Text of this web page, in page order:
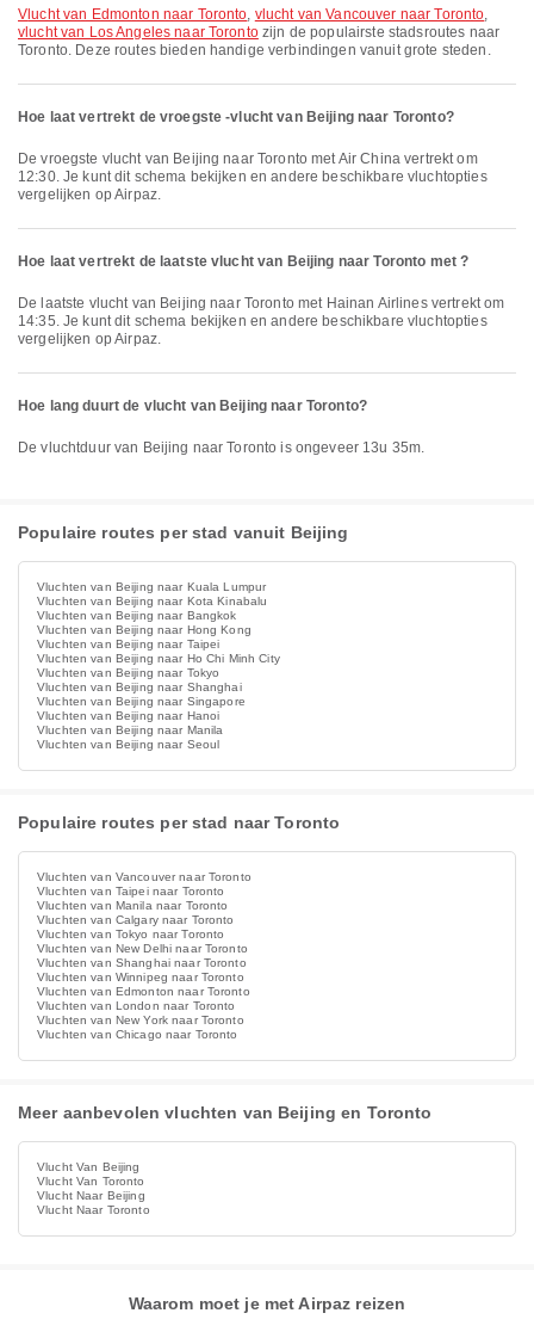
vlucht van Edmonton naar Toronto, vlucht van Vancouver naar Toronto,
vlucht van Los Angeles naar Torontozijn de populairste stadsroutes naar
Toronto. Deze routes bieden handige verbindingen vanuit grote steden.
Hoe laat vertrekt de vroegste -vlucht van Beijing naar Toronto?
De vroegste vlucht van Beijing naar Toronto met Air China vertrekt om
12:30. Je kunt dit schema bekijken en andere beschikbare vluchtopties
vergelijken op Airpaz.
Hoe laat vertrekt de laatste vlucht van Beijing naar Toronto met ?
De laatste vlucht van Beijing naar Toronto met Hainan Airlines vertrekt om
14:35. Je kunt dit schema bekijken en andere beschikbare vluchtopties
vergelijken op Airpaz.
Hoe lang duurt de vlucht van Beijing naar Toronto?
De vluchtduur van Beijing naar Toronto is ongeveer 13u 35m.
Populaire routes per stad vanuit Beijing
Vluchten van Beijing naar Kuala Lumpur
Vluchten van Beijing naar Kota Kinabalu
Vluchten van Beijing naar Bangkok
Vluchten van Beijing naar Hong Kong
Vluchten van Beijing naar Taipei
Vluchten van Beijing naar Ho Chi Minh City
Vluchten van Beijing naar Tokyo
Vluchten van Beijing naar Shanghai
Vluchten van Beijing naar Singapore
Vluchten van Beijing naar Hanoi
Vluchten van Beijing naar Manila
Vluchten van Beijing naar Seoul
Populaire routes per stad naar Toronto
Vluchten van Vancouver naar Toronto
Vluchten van Taipei naar Toronto
Vluchten van Manila naar Toronto
Vluchten van Calgary naar Toronto
Vluchten van Tokyo naar Toronto
Vluchten van New Delhi naar Toronto
Vluchten van Shanghai naar Toronto
Vluchten van Winnipeg naar Toronto
Vluchten van Edmonton naar Toronto
Vluchten van London naar Toronto
Vluchten van New York naar Toronto
Vluchten van Chicago naar Toronto
Meer aanbevolen vluchten van Beijing en Toronto
Vlucht Van Beijing
Vlucht Van Toronto
Vlucht Naar Beijing
Vlucht Naar Toronto
Waarom moet je met Airpaz reizen